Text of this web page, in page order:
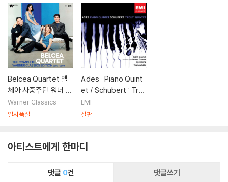
Belcea Quartet 벨
체아 사중주단 워너 전
집 (Complete Warn
er Classics Edition)
Warner Classics
일시품절
Ades : Piano Quint
et / Schubert : Tro
ut Quintet
EMI
절판
아티스트에게 한마디
댓글 0건 댓글쓰기